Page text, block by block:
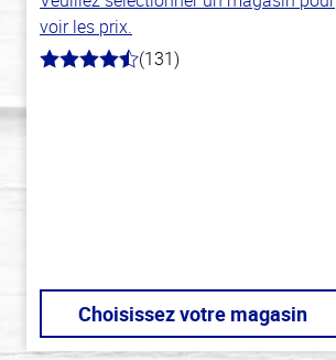
voir les prix.
4.4
(131)
Choisissez votre magasin